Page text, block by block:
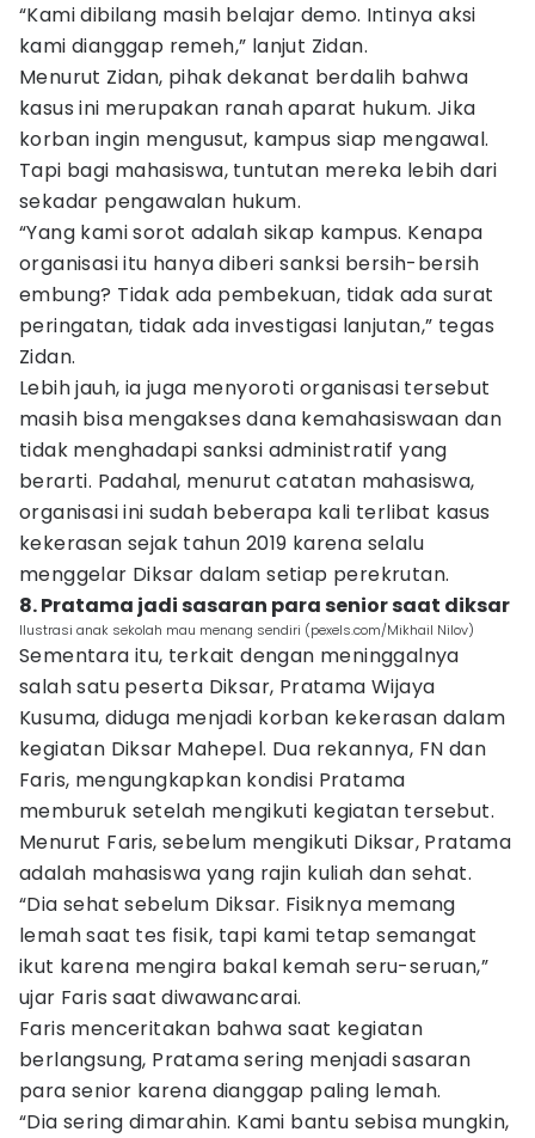
“Kami dibilang masih belajar demo. Intinya aksi
kami dianggap remeh,” lanjut Zidan.
Menurut Zidan, pihak dekanat berdalih bahwa
kasus ini merupakan ranah aparat hukum. Jika
korban ingin mengusut, kampus siap mengawal.
Tapi bagi mahasiswa, tuntutan mereka lebih dari
sekadar pengawalan hukum.
“Yang kami sorot adalah sikap kampus. Kenapa
organisasi itu hanya diberi sanksi bersih-bersih
embung? Tidak ada pembekuan, tidak ada surat
peringatan, tidak ada investigasi lanjutan,” tegas
Zidan.
Lebih jauh, ia juga menyoroti organisasi tersebut
masih bisa mengakses dana kemahasiswaan dan
tidak menghadapi sanksi administratif yang
berarti. Padahal, menurut catatan mahasiswa,
organisasi ini sudah beberapa kali terlibat kasus
kekerasan sejak tahun 2019 karena selalu
menggelar Diksar dalam setiap perekrutan.
8. Pratama jadi sasaran para senior saat diksar
Ilustrasi anak sekolah mau menang sendiri (pexels.com/Mikhail Nilov)
Sementara itu, terkait dengan meninggalnya
salah satu peserta Diksar, Pratama Wijaya
Kusuma, diduga menjadi korban kekerasan dalam
kegiatan Diksar Mahepel. Dua rekannya, FN dan
Faris, mengungkapkan kondisi Pratama
memburuk setelah mengikuti kegiatan tersebut.
Menurut Faris, sebelum mengikuti Diksar, Pratama
adalah mahasiswa yang rajin kuliah dan sehat.
“Dia sehat sebelum Diksar. Fisiknya memang
lemah saat tes fisik, tapi kami tetap semangat
ikut karena mengira bakal kemah seru-seruan,”
ujar Faris saat diwawancarai.
Faris menceritakan bahwa saat kegiatan
berlangsung, Pratama sering menjadi sasaran
para senior karena dianggap paling lemah.
“Dia sering dimarahin. Kami bantu sebisa mungkin,